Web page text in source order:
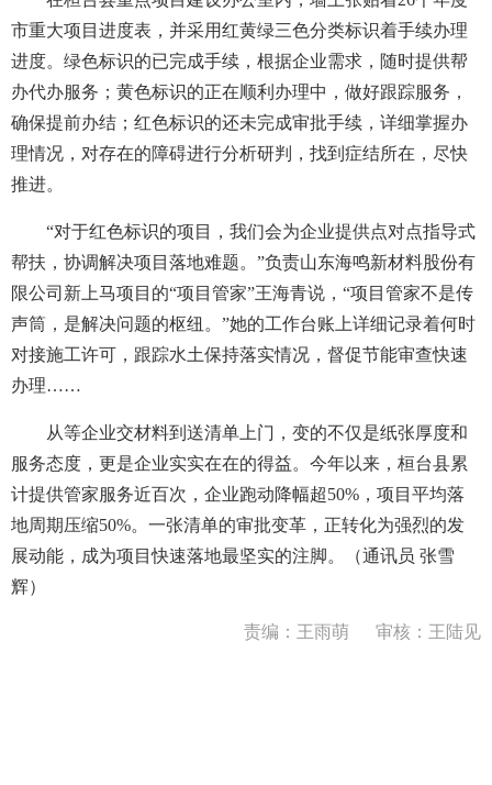
市重大项目进度表，并采用红黄绿三色分类标识着手续办理
进度。绿色标识的已完成手续，根据企业需求，随时提供帮
办代办服务；黄色标识的正在顺利办理中，做好跟踪服务，
确保提前办结；红色标识的还未完成审批手续，详细掌握办
理情况，对存在的障碍进行分析研判，找到症结所在，尽快
推进。
“对于红色标识的项目，我们会为企业提供点对点指导式
帮扶，协调解决项目落地难题。”负责山东海鸣新材料股份有
限公司新上马项目的“项目管家”王海青说，“项目管家不是传
声筒，是解决问题的枢纽。”她的工作台账上详细记录着何时
对接施工许可，跟踪水土保持落实情况，督促节能审查快速
办理……
从等企业交材料到送清单上门，变的不仅是纸张厚度和
服务态度，更是企业实实在在的得益。今年以来，桓台县累
计提供管家服务近百次，企业跑动降幅超50%，项目平均落
地周期压缩50%。一张清单的审批变革，正转化为强烈的发
展动能，成为项目快速落地最坚实的注脚。（通讯员 张雪
辉）
责编：王雨萌 审核：王陆见